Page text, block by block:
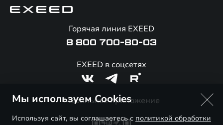
Калькулятор обмена / Trade-in
Специальные предложения
Корпоративным клиентам
Официальные дилеры
Гарантия EXEED
Помощь на дорогах
Стать дилером
Знаковые клиенты EXEED
Контакты
Горячая линия EXEED
8 800 700-80-03
EXEED в соцсетях
Мобильное приложение
Мы используем Cookies
Используя сайт, вы соглашаетесь с политикой обработки